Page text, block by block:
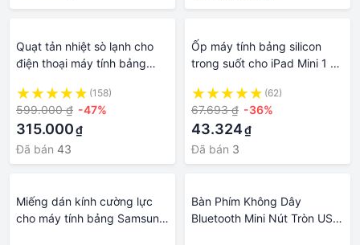
Quạt tản nhiệt sò lạnh cho
điện thoại máy tính bảng
sò lạnh hít nam châm X65
LED RGB
(158)
599.000 ₫ -47%
315.000₫
Đã bán 43
Ốp máy tính bảng silicon
trong suốt cho iPad Mini 1 2
7th Gen 10.2" 2019 Pro 11
2018 2020
(62)
67.693 ₫ -36%
43.324₫
Đã bán 3
Miếng dán kính cường lực
cho máy tính bảng Samsung
Bàn Phím Không Dây
Bluetooth Mini Nút Tròn USB